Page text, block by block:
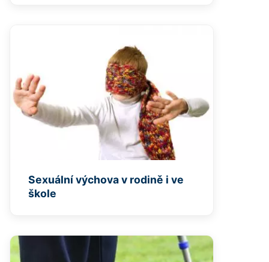
Sexuální výchova v rodině i ve
škole